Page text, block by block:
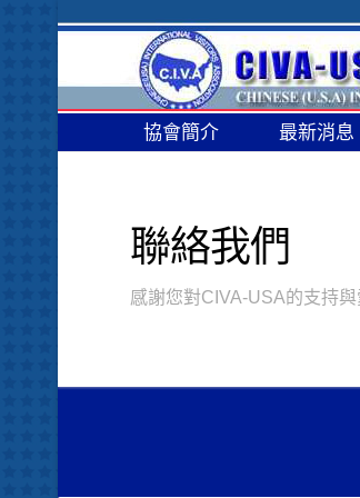
協會簡介 最新消息
聯絡我們
感謝您對CIVA-USA的支持